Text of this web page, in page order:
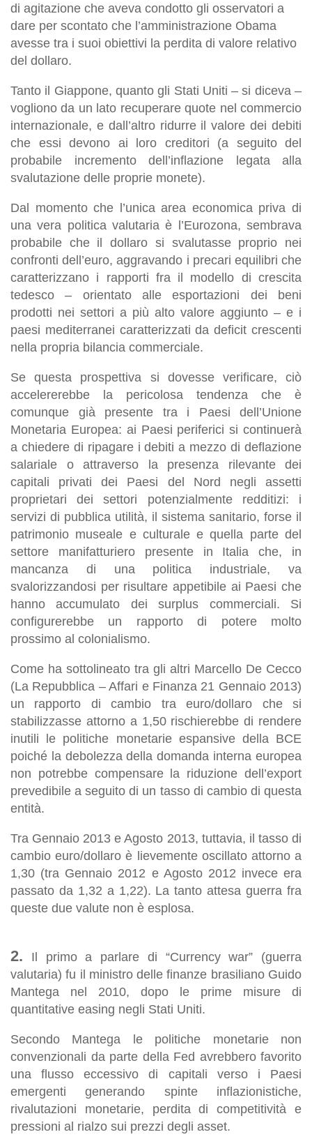
di agitazione che aveva condotto gli osservatori a
dare per scontato che l’amministrazione Obama
avesse tra i suoi obiettivi la perdita di valore relativo
del dollaro.
Tanto il Giappone, quanto gli Stati Uniti – si diceva –
vogliono da un lato recuperare quote nel commercio
internazionale, e dall’altro ridurre il valore dei debiti
che essi devono ai loro creditori (a seguito del
probabile incremento dell’inflazione legata alla
svalutazione delle proprie monete).
Dal momento che l’unica area economica priva di
una vera politica valutaria è l’Eurozona, sembrava
probabile che il dollaro si svalutasse proprio nei
confronti dell’euro, aggravando i precari equilibri che
caratterizzano i rapporti fra il modello di crescita
tedesco – orientato alle esportazioni dei beni
prodotti nei settori a più alto valore aggiunto – e i
paesi mediterranei caratterizzati da deficit crescenti
nella propria bilancia commerciale.
Se questa prospettiva si dovesse verificare, ciò
accelererebbe la pericolosa tendenza che è
comunque già presente tra i Paesi dell’Unione
Monetaria Europea: ai Paesi periferici si continuerà
a chiedere di ripagare i debiti a mezzo di deflazione
salariale o attraverso la presenza rilevante dei
capitali privati dei Paesi del Nord negli assetti
proprietari dei settori potenzialmente redditizi: i
servizi di pubblica utilità, il sistema sanitario, forse il
patrimonio museale e culturale e quella parte del
settore manifatturiero presente in Italia che, in
mancanza di una politica industriale, va
svalorizzandosi per risultare appetibile ai Paesi che
hanno accumulato dei surplus commerciali. Si
configurerebbe un rapporto di potere molto
prossimo al colonialismo.
Come ha sottolineato tra gli altri Marcello De Cecco
(La Repubblica – Affari e Finanza 21 Gennaio 2013)
un rapporto di cambio tra euro/dollaro che si
stabilizzasse attorno a 1,50 rischierebbe di rendere
inutili le politiche monetarie espansive della BCE
poiché la debolezza della domanda interna europea
non potrebbe compensare la riduzione dell’export
prevedibile a seguito di un tasso di cambio di questa
entità.
Tra Gennaio 2013 e Agosto 2013, tuttavia, il tasso di
cambio euro/dollaro è lievemente oscillato attorno a
1,30 (tra Gennaio 2012 e Agosto 2012 invece era
passato da 1,32 a 1,22). La tanto attesa guerra fra
queste due valute non è esplosa.
2. Il primo a parlare di “Currency war” (guerra
valutaria) fu il ministro delle finanze brasiliano Guido
Mantega nel 2010, dopo le prime misure di
quantitative easing negli Stati Uniti.
Secondo Mantega le politiche monetarie non
convenzionali da parte della Fed avrebbero favorito
una flusso eccessivo di capitali verso i Paesi
emergenti generando spinte inflazionistiche,
rivalutazioni monetarie, perdita di competitività e
pressioni al rialzo sui prezzi degli asset.